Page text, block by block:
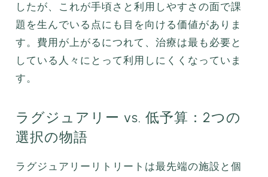
したが、これが手頃さと利用しやすさの面で課
題を生んでいる点にも目を向ける価値がありま
す。費用が上がるにつれて、治療は最も必要と
している人々にとって利用しにくくなっていま
す。
ラグジュアリー vs. 低予算：2つの
選択の物語
ラグジュアリーリトリートは最先端の施設と個